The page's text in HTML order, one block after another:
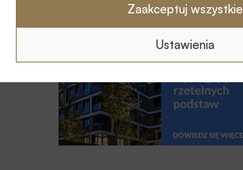
Zaakceptuj wszystkie
Ustawienia